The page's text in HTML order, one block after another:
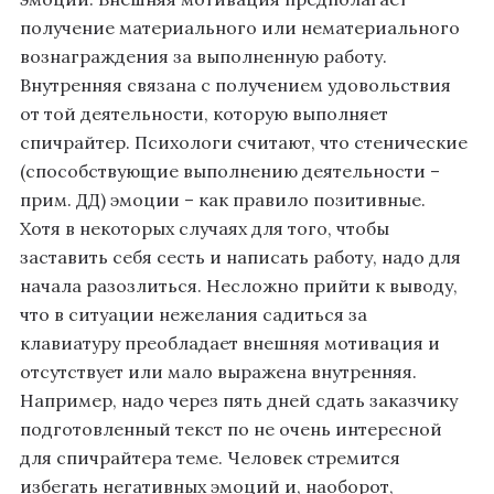
получение материального или нематериального
вознаграждения за выполненную работу.
Внутренняя связана с получением удовольствия
от той деятельности, которую выполняет
спичрайтер. Психологи считают, что стенические
(способствующие выполнению деятельности –
прим. ДД) эмоции – как правило позитивные.
Хотя в некоторых случаях для того, чтобы
заставить себя сесть и написать работу, надо для
начала разозлиться. Несложно прийти к выводу,
что в ситуации нежелания садиться за
клавиатуру преобладает внешняя мотивация и
отсутствует или мало выражена внутренняя.
Например, надо через пять дней сдать заказчику
подготовленный текст по не очень интересной
для спичрайтера теме. Человек стремится
избегать негативных эмоций и, наоборот,